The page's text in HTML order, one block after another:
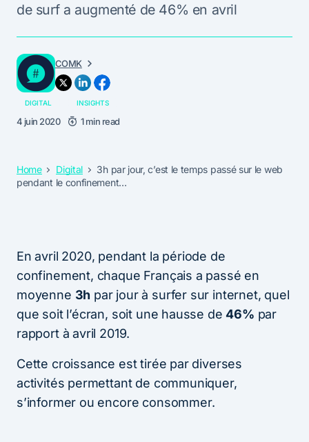
de surf a augmenté de 46% en avril
COMK
DIGITAL INSIGHTS
4 juin 2020 1 min read
Home Digital
3h par jour, c’est le temps passé sur le web
pendant le confinement…
En avril 2020, pendant la période de
confinement, chaque Français a passé en
moyenne 3h par jour à surfer sur internet, quel
que soit l’écran, soit une hausse de46% par
rapport à avril 2019.
Cette croissance est tirée par diverses
activités permettant de communiquer,
s’informer ou encore consommer.